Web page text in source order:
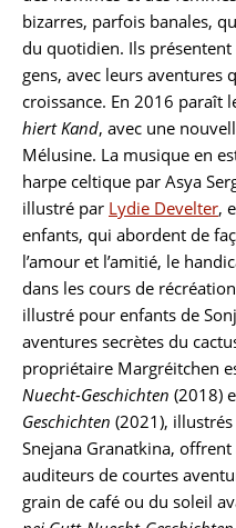
bizarres, parfois banales,
du quotidien. Ils
gens, avec leurs aventures
croissance. En 2016 paraît
hiert Kand, avec une
Mélusine. La musique en
harpe celtique par Asya
illustré par Lydie Develter,
enfants, qui abordent de
l’amour et l’amitié, le
dans les cours de
illustré pour enfants de
aventures secrètes du
propriétaire Margréitchen
Nuecht-Geschichten (2018)
Geschichten (2021), illustrés
Snejana Granatkina,
auditeurs de courtes
grain de café ou du soleil